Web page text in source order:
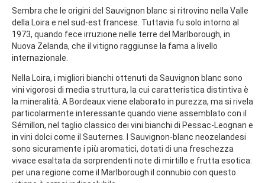
Sembra che le origini del Sauvignon blanc si ritrovino nella Valle
della Loira e nel sud-est francese. Tuttavia fu solo intorno al
1973, quando fece irruzione nelle terre del Marlborough, in
Nuova Zelanda, che il vitigno raggiunse la fama a livello
internazionale.
Nella Loira, i migliori bianchi ottenuti da Sauvignon blanc sono
vini vigorosi di media struttura, la cui caratteristica distintiva è
la mineralità. A Bordeaux viene elaborato in purezza, ma si rivela
particolarmente interessante quando viene assemblato con il
Sémillon, nel taglio classico dei vini bianchi di Pessac-Leognan e
in vini dolci come il Sauternes. I Sauvignon-blanc neozelandesi
sono sicuramente i più aromatici, dotati di una freschezza
vivace esaltata da sorprendenti note di mirtillo e frutta esotica:
per una regione come il Marlborough il connubio con questo